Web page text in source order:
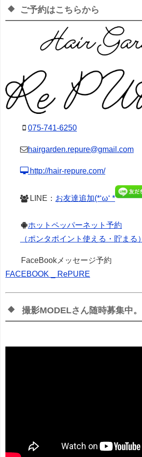
ご予約はこちらから
075-741-6250
hairgarden.repure@gmail.com
http://hair-repure.com/
LINE： お友達追加(*‘ω‘ *
ホットペッパーネット予約
（ポンタポイント使える・貯まる）
FaceBookメッセージ予約
FACEBOOK _ RePURE
撮影MODELさん随時募集中。